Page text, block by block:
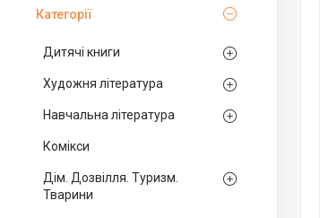
Категорії
Дитячі книги
Художня література
Навчальна література
Комікси
Дім. Дозвілля. Туризм.
Тварини